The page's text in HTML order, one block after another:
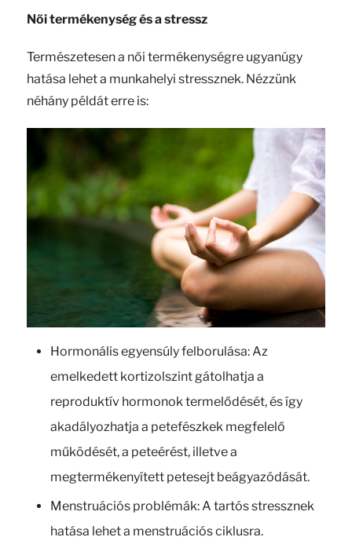
Női termékenység és a stressz
Természetesen a női termékenységre ugyanúgy
hatása lehet a munkahelyi stressznek. Nézzünk
néhány példát erre is:
Hormonális egyensúly felborulása: Az
emelkedett kortizolszint gátolhatja a
reproduktív hormonok termelődését, és így
akadályozhatja a petefészkek megfelelő
működését, a peteérést, illetve a
megtermékenyített petesejt beágyazódását.
Menstruációs problémák: A tartós stressznek
hatása lehet a menstruációs ciklusra.